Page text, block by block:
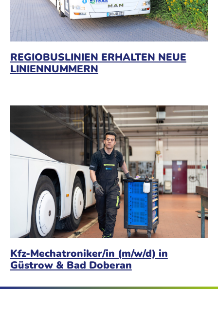
REGIOBUSLINIEN ERHALTEN NEUE
LINIENNUMMERN
Kfz-Mechatroniker/in (m/w/d) in
Güstrow & Bad Doberan